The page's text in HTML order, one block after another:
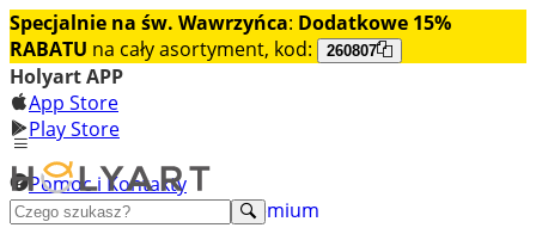
Specjalnie na św. Wawrzyńca: Dodatkowe 15%
RABATU na cały asortyment, kod: 260807
Holyart APP
App Store
Play Store
Pomoc i Kontakty
+48 222 922 860
Odkryj premium